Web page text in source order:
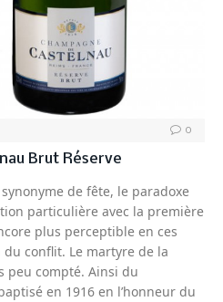
0
Brut Réserve
de fête, le paradoxe
particulière avec la première
plus perceptible en ces
conflit. Le martyre de la
peu compté. Ainsi du
en 1916 en l’honneur du